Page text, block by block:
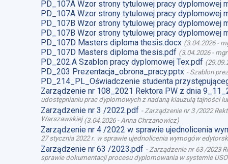
PD_107A Wzor strony tytulowej pracy dyplomowej
PD_107A Wzor strony tytulowej pracy dyplomowej
PD_107B Wzor strony tytulowej pracy dyplomowej
PD_107B Wzor strony tytulowej pracy dyplomowej
PD_107D Masters diploma thesis.docx (3.04.2026-
PD_107D Masters diploma thesis.pdf (3.04.2026-
PD_202.A Szablon pracy dyplomowej Tex.pdf (
PD_203 Prezentacja_obrona_pracy.pptx - Szablon
PD_214_PL_Oświadczenie studenta
Zarządzenie nr 108_2021 Rektora PW z dnia
udostępnianiu prac dyplomowych z nadaną klauzulą tajności
Zarządzenie nr 3 /2022.pdf - Zarządzenie nr 3 /2022
Warszawskiej(3.04.2026- Anna Chrzanowicz)
Zarządzenie nr 4 /2022 w sprawie ujednolicenia
27 stycznia 2022 r. w sprawie ujednolicenia wymogów
Zarządzenie nr 63 /2023.pdf - Zarządzenie nr 63 /2023
sprawie dokumentacji procesu dyplomowania w systemie